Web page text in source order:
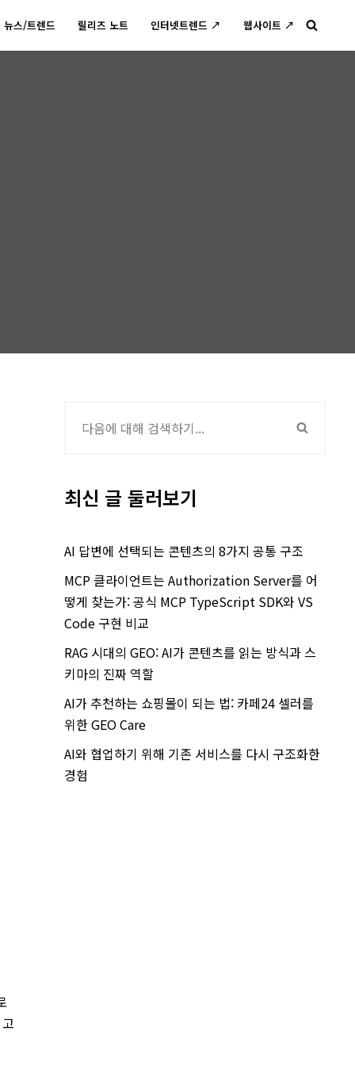
뉴스/트렌드 릴리즈 노트 인터넷트렌드 ↗ 웹사이트 ↗
최신 글 둘러보기
AI 답변에 선택되는 콘텐츠의 8가지 공통 구조
MCP 클라이언트는 Authorization Server를 어
떻게 찾는가: 공식 MCP TypeScript SDK와 VS
Code 구현 비교
RAG 시대의 GEO: AI가 콘텐츠를 읽는 방식과 스
키마의 진짜 역할
AI가 추천하는 쇼핑몰이 되는 법: 카페24 셀러를
위한 GEO Care
AI와 협업하기 위해 기존 서비스를 다시 구조화한
경험